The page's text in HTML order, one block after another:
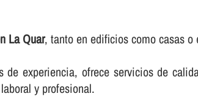
La Quar, tanto en edificios como casas
experiencia, ofrece servicios de
y profesional.